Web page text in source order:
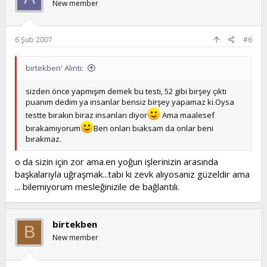
a) 'Bir daha bu dünyaya ne zaman geleceğim' diye düşünür,
pantolonu tereddüt etmeden alırsınız.
b) Paranıza kıyamaz ve mağazadan çıkarsınız.
c) Tezgahtara tekrar düşüneceğinizi söyler, evinizin yolunu
a) Elbette çok sık oluyor.
c) Nadiren olur ama bunu asla kasten yapmam.
12) İnsanlara iltifat etmeyi sever misiniz?
a) İltifat etmesini de almasını da çok severim.
b) Eğer gerçekten öyle düşünüyorsam söylerim, iltifat olsun diye
değil.
Soru-yanıt puanları
a b c
1 5 2 1
4 1 2 4
5 1 6 3
7 1 5 2
New member
6 Şub 2007 #6
birtekben' Alıntı:
sizden önce yapmışım demek bu testi, 52 gibi birşey çıktı
puanım dedim ya insanlar bensiz birşey yapamaz ki.Oysa
testte bırakın biraz insanları diyor
Ama maalesef
bırakamıyorum
Ben onları bıaksam da onlar beni
bırakmaz.
o da sizin için zor ama.en yoğun işlerinizin arasında
başkalarıyla uğraşmak...tabi ki zevk alıyosanız güzeldir ama
... bilemiyorum mesleğinizile de bağlantılı.
B birtekben
New member